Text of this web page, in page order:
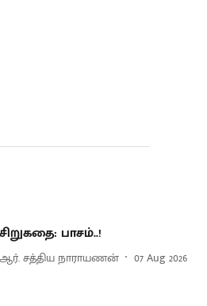
சிறுகதை: பாசம்..!
ஆர். சத்திய நாராயணன் 07 Aug 2026